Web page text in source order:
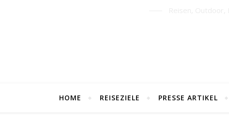
HOME REISEZIELE PRESSE ARTIKEL